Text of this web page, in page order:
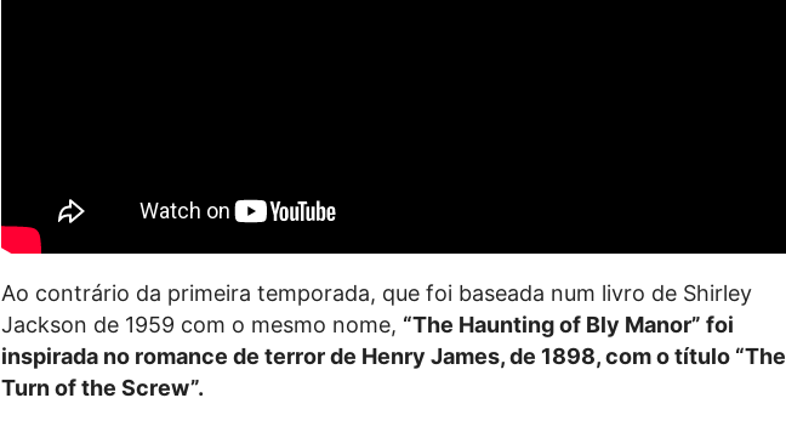
Ao contrário da primeira temporada, que foi baseada num livro de Shirley
Jackson de 1959 com o mesmo nome, “The Haunting of Bly Manor” foi
inspirada no romance de terror de Henry James, de 1898, com o título “The
Turn of the Screw”.